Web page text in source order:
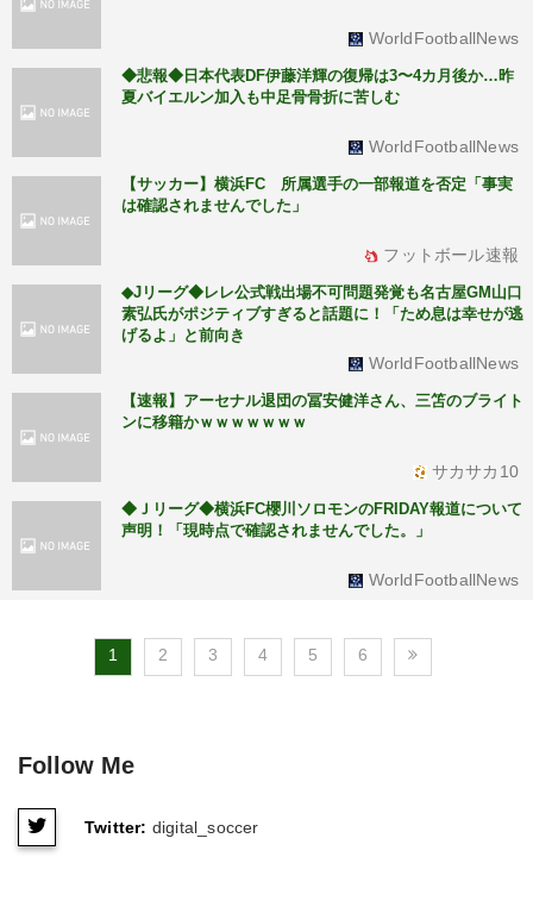
WorldFootballNews
◆悲報◆日本代表DF伊藤洋輝の復帰は3〜4カ月後か…昨
夏バイエルン加入も中足骨骨折に苦しむ
WorldFootballNews
【サッカー】横浜FC 所属選手の一部報道を否定「事実
は確認されませんでした」
フットボール速報
◆Jリーグ◆レレ公式戦出場不可問題発覚も名古屋GM山口
素弘氏がポジティブすぎると話題に！「ため息は幸せが逃
げるよ」と前向き
WorldFootballNews
【速報】アーセナル退団の冨安健洋さん、三笘のブライト
ンに移籍かｗｗｗｗｗｗｗ
サカサカ10
◆Ｊリーグ◆横浜FC櫻川ソロモンのFRIDAY報道について
声明！「現時点で確認されませんでした。」
WorldFootballNews
1 2 3 4 5 6
Follow Me
Twitter: digital_soccer